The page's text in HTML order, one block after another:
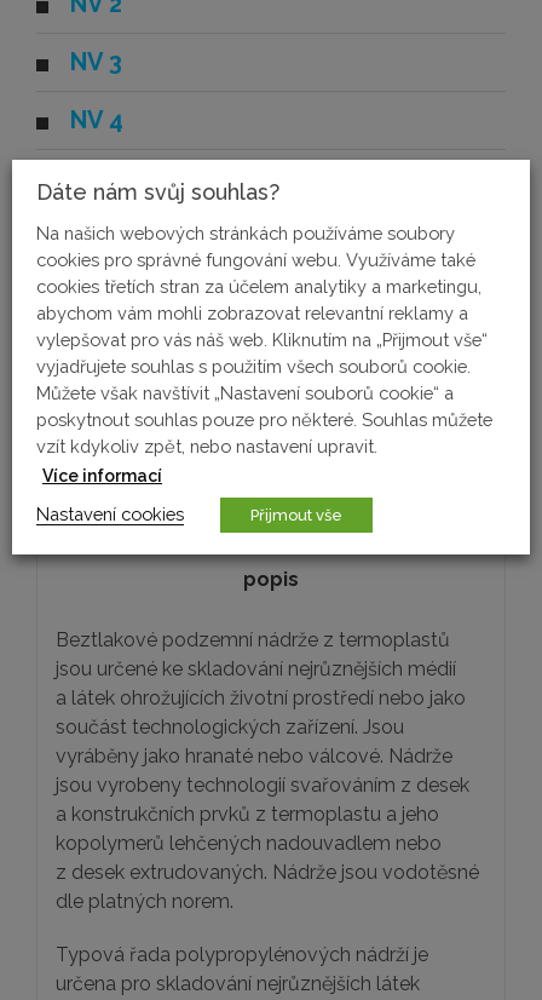
NV 3
NV 4
NV 5
NV 6
NV 7
NV 8
NV 9
NV 10
popis
Beztlakové podzemní nádrže z termoplastů
jsou určené ke skladování nejrůznějších médií
a látek ohrožujících životní prostředí nebo jako
součást technologických zařízení. Jsou
vyráběny jako hranaté nebo válcové. Nádrže
jsou vyrobeny technologií svařováním z desek
a konstrukčních prvků z termoplastu a jeho
kopolymerů lehčených nadouvadlem nebo
z desek extrudovaných. Nádrže jsou vodotěsné
dle platných norem.
Typová řada polypropylénových nádrží je
určena pro skladování nejrůznějších látek
Dáte nám svůj souhlas?
Na našich webových stránkách používáme soubory
cookies pro správné fungování webu. Využíváme také
cookies třetích stran za účelem analytiky a marketingu,
abychom vám mohli zobrazovat relevantní reklamy a
vylepšovat pro vás náš web. Kliknutím na „Přijmout vše“
vyjadřujete souhlas s použitím všech souborů cookie.
Můžete však navštívit „Nastavení souborů cookie“ a
poskytnout souhlas pouze pro některé. Souhlas můžete
vzít kdykoliv zpět, nebo nastavení upravit.
Více informací
Nastavení cookies Přijmout vše